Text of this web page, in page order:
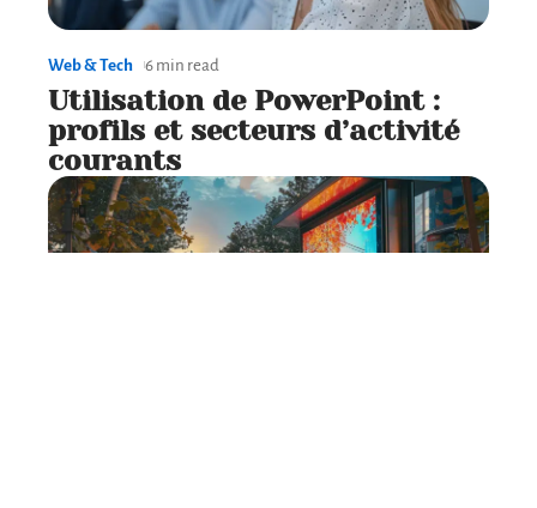
Web & Tech 6 min read
Utilisation de PowerPoint :
profils et secteurs d’activité
courants